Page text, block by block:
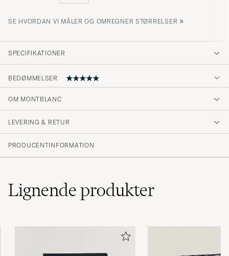
SE HVORDAN VI MÅLER OG OMREGNER STØRRELSER »
SPECIFIKATIONER
BEDØMMELSER
Effektiv og venlig håndtering af returnering
ROLF P KØBTE PÅ CAREOFCARL.DK
KØBTE PÅ CAREOFCARL.DE
OM MONTBLANC
LEVERING & RETUR
PRODUCENTINFORMATION
Lignendeprodukter